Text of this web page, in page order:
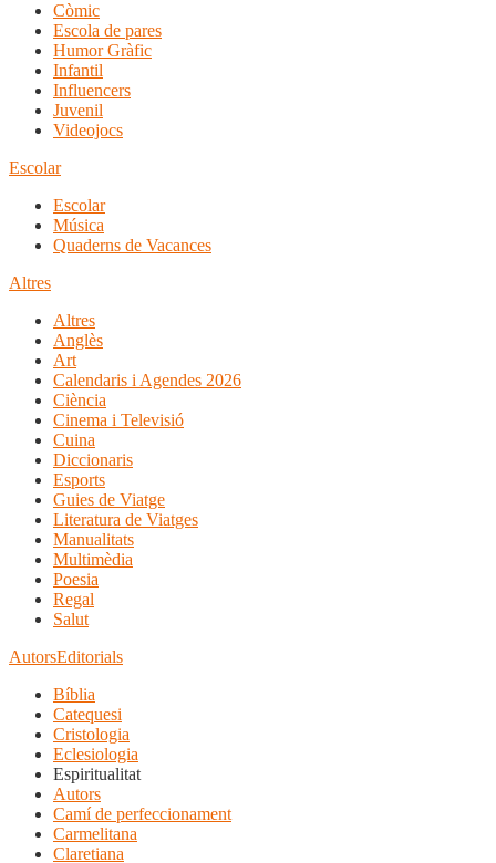
Còmic
Escola de pares
Humor Gràfic
Infantil
Influencers
Juvenil
Videojocs
Escolar
Escolar
Música
Quaderns de Vacances
Altres
Altres
Anglès
Art
Calendaris i Agendes 2026
Ciència
Cinema i Televisió
Cuina
Diccionaris
Esports
Guies de Viatge
Literatura de Viatges
Manualitats
Multimèdia
Poesia
Regal
Salut
AutorsEditorials
Bíblia
Catequesi
Cristologia
Eclesiologia
Espiritualitat
Autors
Camí de perfeccionament
Carmelitana
Claretiana